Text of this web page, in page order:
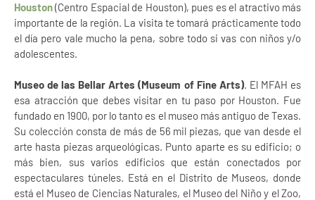
Houston(Centro Espacial de Houston), pues es el atractivo más
importante de la región. La visita te tomará prácticamente todo
el día pero vale mucho la pena, sobre todo si vas con niños y/o
adolescentes.
Museo de las Bellar Artes (Museum of Fine Arts). El MFAH es
esa atracción que debes visitar en tu paso por Houston. Fue
fundado en 1900, por lo tanto es el museo más antiguo de Texas.
Su colección consta de más de 56 mil piezas, que van desde el
arte hasta piezas arqueológicas. Punto aparte es su edificio; o
más bien, sus varios edificios que están conectados por
espectaculares túneles. Está en el Distrito de Museos, donde
está el Museo de Ciencias Naturales, el Museo del Niño y el Zoo,